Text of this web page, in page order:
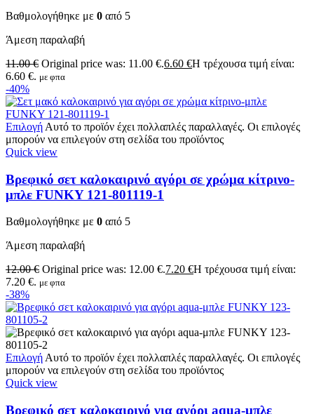
Βαθμολογήθηκε με 0 από 5
Άμεση παραλαβή
11.00€ Original price was: 11.00 €.6.60 €Η τρέχουσα τιμή είναι:
6.60 €. με φπα
-40%
Επιλογή Αυτό το προϊόν έχει πολλαπλές παραλλαγές. Οι επιλογές
μπορούν να επιλεγούν στη σελίδα του προϊόντος
Quick view
Βρεφικό σετ καλοκαιρινό αγόρι σε χρώμα κίτρινο-
μπλε FUNKY 121-801119-1
Βαθμολογήθηκε με 0 από 5
Άμεση παραλαβή
12.00€ Original price was: 12.00 €.7.20 €Η τρέχουσα τιμή είναι:
7.20 €. με φπα
-38%
Επιλογή Αυτό το προϊόν έχει πολλαπλές παραλλαγές. Οι επιλογές
μπορούν να επιλεγούν στη σελίδα του προϊόντος
Quick view
Βρεφικό σετ καλοκαιρινό για αγόρι aqua-μπλε